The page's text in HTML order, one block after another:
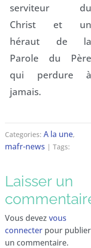
serviteur du
Christ et un
héraut de la
Parole du Père
qui perdure à
jamais.
Categories: A la une,
mafr-news | Tags:
Laisser un
Vous devez vous
connecter pour publier
un commentaire.